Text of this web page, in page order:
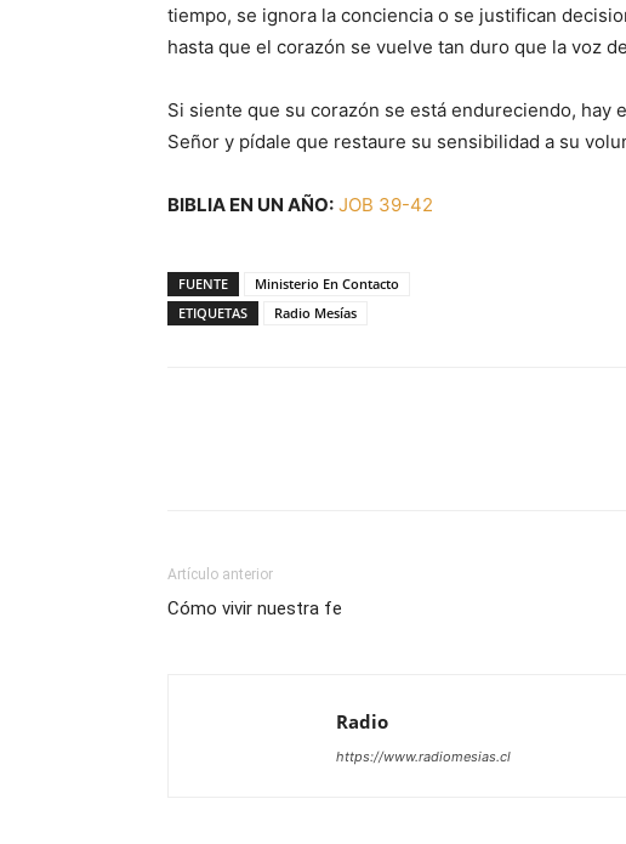
tiempo, se ignora la conciencia o se justifican
hasta que el corazón se vuelve tan duro que la voz
Si siente que su corazón se está endureciendo, hay
Señor y pídale que restaure su sensibilidad a su
BIBLIA EN UN AÑO: JOB 39-42
FUENTE
Ministerio En Contacto
ETIQUETAS
Radio Mesías
Artículo anterior
Cómo vivir nuestra fe
Radio
https://www.radiomesias.cl